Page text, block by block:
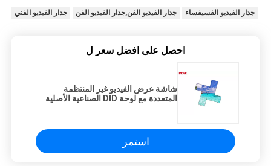
جدار الفيديو الفسيفساء جدار الفيديو الفن,جدار الفيديو الفن جدار الفيديو الفني
احصل على افضل سعر ل
شاشة عرض الفيديو غير المنتظمة
المتعددة مع لوحة DID الصناعية الأصلية
استمر